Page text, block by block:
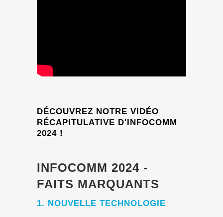
DÉCOUVREZ NOTRE VIDÉO
RÉCAPITULATIVE D'INFOCOMM
2024 !
INFOCOMM 2024 -
FAITS MARQUANTS
1. NOUVELLE TECHNOLOGIE